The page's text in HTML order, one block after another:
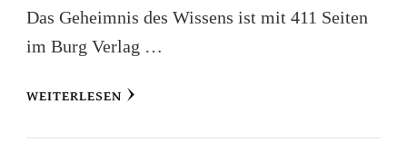
Das Geheimnis des Wissens ist mit 411 Seiten
im Burg Verlag …
WEITERLESEN